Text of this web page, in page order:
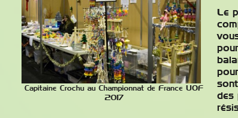
Capitaine Crochu au Championnat de France UOF
2017
Le
des